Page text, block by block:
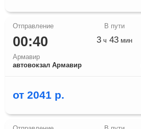
00:40
Армавир
автовокзал Армавир
3 ч 43 мин
от 2041 р.